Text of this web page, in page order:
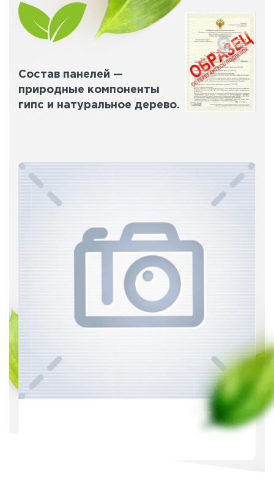
Состав панелей —
природные компоненты
гипс и натуральное дерево.